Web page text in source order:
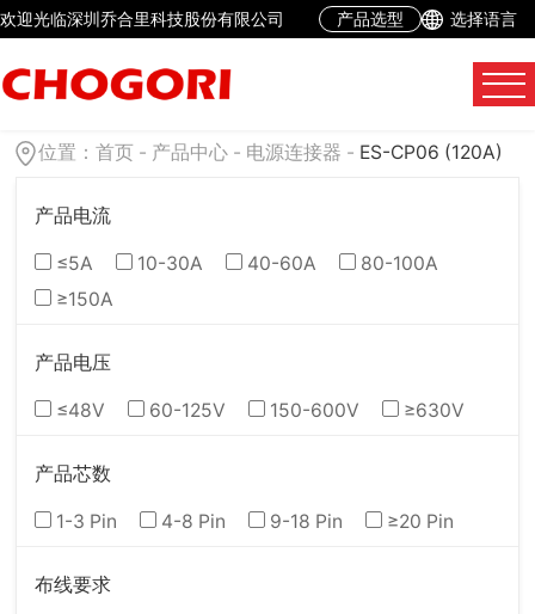
欢迎光临深圳乔合里科技股份有限公司 产品选型 选择语言
位置：首页 - 产品中心 - 电源连接器 - ES-CP06 (120A)
产品电流
≤5A 10-30A 40-60A
80-100A
≥150A
产品电压
≤48V 60-125V 150-600V ≥630V
产品芯数
1-3 Pin 4-8 Pin 9-18 Pin ≥20 Pin
布线要求